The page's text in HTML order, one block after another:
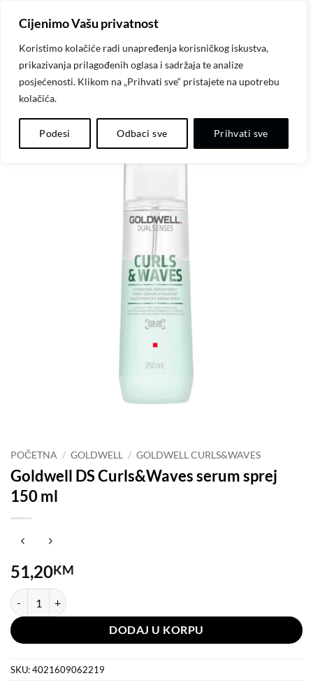
Cijenimo Vašu privatnost
Koristimo kolačiće radi unapređenja korisničkog iskustva,
prikazivanja prilagođenih oglasa i sadržaja te analize
posjećenosti. Klikom na „Prihvati sve“ pristajete na upotrebu
kolačića.
Podesi Odbaci sve Prihvati sve
content
Dodaj
listu
POČETNA / GOLDWELL / GOLDWELL CURLS&WAVES
Goldwell DS Curls&Waves serum sprej
150 ml
51,20KM
Goldwell DS Curls&Waves serum sprej 150 ml količina
DODAJ U KORPU
SKU:4021609062219